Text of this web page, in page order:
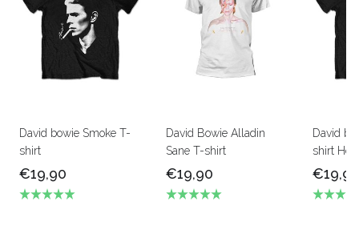
David bowie Smoke T-
shirt
€19,90
David Bowie Alladin
Sane T-shirt
€19,90
David
shirt
€19,90